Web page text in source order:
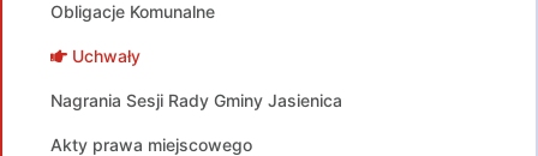
Obligacje Komunalne
Uchwały
Nagrania Sesji Rady Gminy Jasienica
Akty prawa miejscowego